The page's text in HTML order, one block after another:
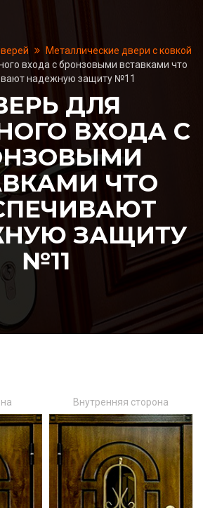
Металлические двери с ковкой
входа с бронзовыми вставками что
надежную защиту №11
ДЛЯ
ВХОДА С
ЧТО
ЗАЩИТУ
№11
Внутренняя сторона